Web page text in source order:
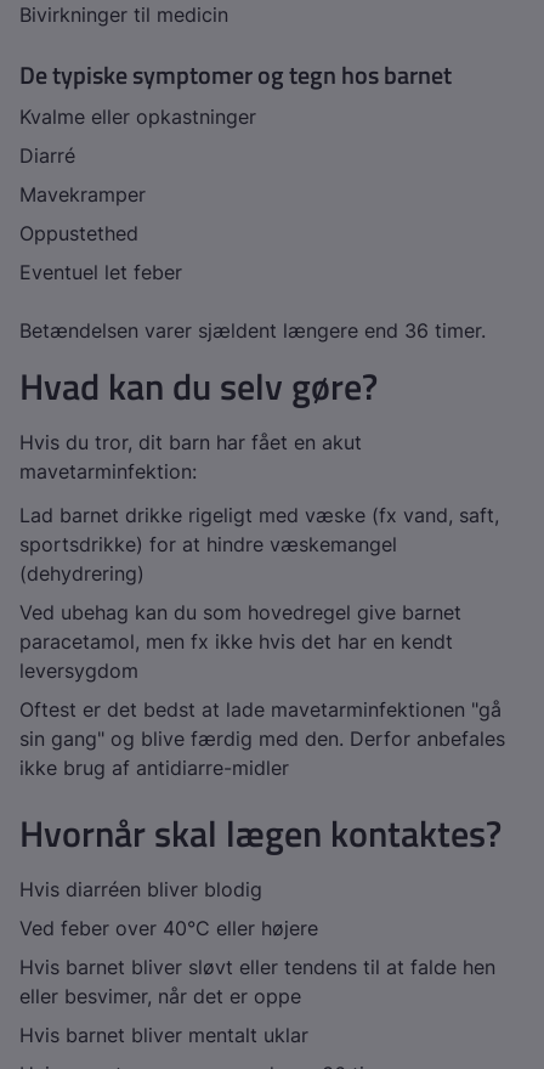
Bivirkninger til medicin
De typiske symptomer og tegn hos barnet
Kvalme eller opkastninger
Diarré
Mavekramper
Oppustethed
Eventuel let feber
Betændelsen varer sjældent længere end 36 timer.
Hvad kan du selv gøre?
Hvis du tror, dit barn har fået en akut
mavetarminfektion:
Lad barnet drikke rigeligt med væske (fx vand, saft,
sportsdrikke) for at hindre væskemangel
(dehydrering)
Ved ubehag kan du som hovedregel give barnet
paracetamol, men fx ikke hvis det har en kendt
leversygdom
Oftest er det bedst at lade mavetarminfektionen "gå
sin gang" og blive færdig med den. Derfor anbefales
ikke brug af antidiarre-midler
Hvornår skal lægen kontaktes?
Hvis diarréen bliver blodig
Ved feber over 40°C eller højere
Hvis barnet bliver sløvt eller tendens til at falde hen
eller besvimer, når det er oppe
Hvis barnet bliver mentalt uklar